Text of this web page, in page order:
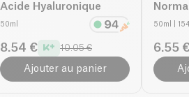
Acide Hyaluronique
50ml
8.54 € 10.05 €
Ajouter au panier
50ml |
6.55